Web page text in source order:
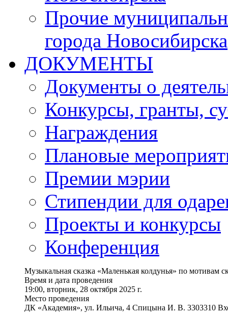
Прочие
города Новосибирска
ДОКУМЕНТЫ
Документы о
Конкурсы, гранты,
Награждения
Плановые
Премии мэрии
Стипендии для
Проекты и конкурсы
Конференция
Музыкальная сказка «Маленькая колдунья» по мотивам
Время и дата проведения
19:00, вторник, 28 октября 2025 г.
Место проведения
ДК «Академия», ул. Ильича, 4 Спицына И. В. 3303310